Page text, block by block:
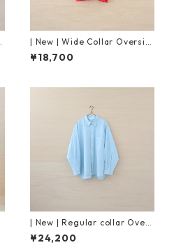
| New | Wide Collar Oversiz
ed Shirt S/S | Raspberry
¥18,700
| New | Regular collar Overs
ized Shirt L/S ｜Mist Blue
¥24,200